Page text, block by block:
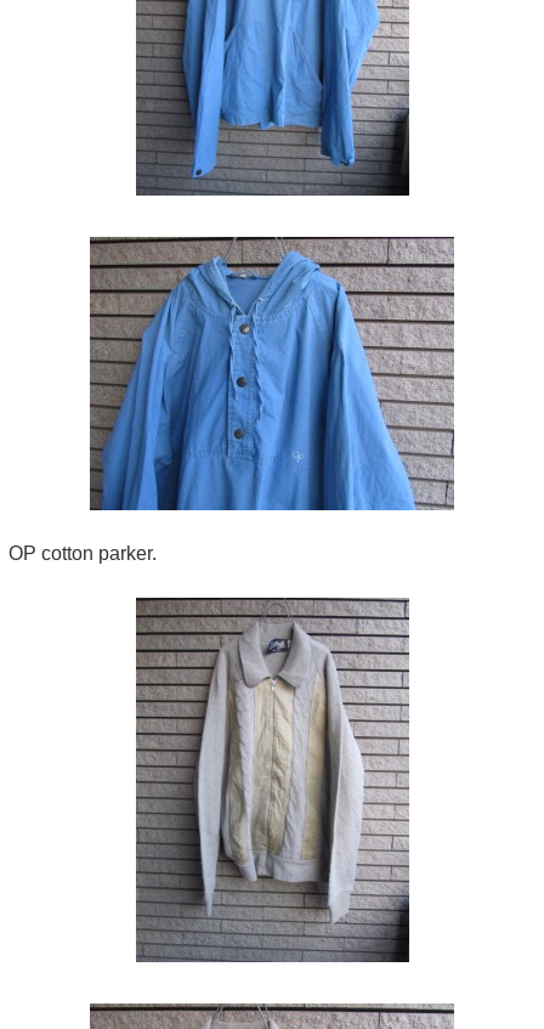
OP cotton parker.